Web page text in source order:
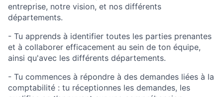
entreprise, notre vision, et nos différents
départements.
- Tu apprends à identifier toutes les parties prenantes
et à collaborer efficacement au sein de ton équipe,
ainsi qu'avec les différents départements.
- Tu commences à répondre à des demandes liées à la
comptabilité : tu réceptionnes les demandes, les